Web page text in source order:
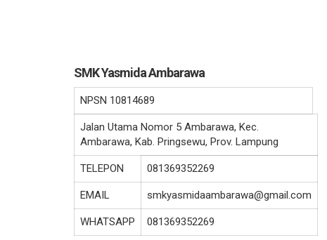
SMK Yasmida Ambarawa
NPSN 10814689
Jalan Utama Nomor 5 Ambarawa, Kec.
Ambarawa, Kab. Pringsewu, Prov. Lampung
TELEPON 081369352269
EMAIL smkyasmidaambarawa@gmail.com
WHATSAPP 081369352269